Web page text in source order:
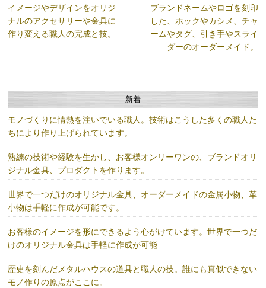
イメージやデザインをオリジ
ナルのアクセサリーや金具に
作り変える職人の完成と技。
ブランドネームやロゴを刻印
した、ホックやカシメ、チャ
ームやタグ、引き手やスライ
ダーのオーダーメイド。
新着
モノづくりに情熱を注いでいる職人。技術はこうした多くの職人た
ちにより作り上げられています。
熟練の技術や経験を生かし、お客様オンリーワンの、ブランドオリ
ジナル金具、プロダクトを作ります。
世界で一つだけのオリジナル金具、オーダーメイドの金属小物、革
小物は手軽に作成が可能です。
お客様のイメージを形にできるよう心がけています。世界で一つだ
けのオリジナル金具は手軽に作成が可能
歴史を刻んだメタルハウスの道具と職人の技。誰にも真似できない
モノ作りの原点がここに。